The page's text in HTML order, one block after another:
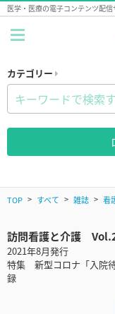
医学・医療の電子コンテンツ配信
カテゴリー
TOP すべて 雑誌 看
訪問看護と介護
2021年8月発行
特集 新型コロナ「入院
録